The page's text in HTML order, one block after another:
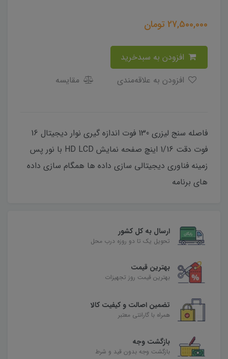
27,500,000 تومان
مقایسه
فاصله سنج لیزری 130 فوت اندازه گیری نوار دیجیتال 16
فوت دقت 1/16 اینچ صفحه نمایش HD LCD با نور پس
زمینه فناوری دیجیتالی سازی داده ها همگام سازی داده
های برنامه
ارسال به کل کشور
تحویل یک تا دو روزه درب محل
بهترین قیمت
بهترین قیمت روز تجهیزات
تضمین اصالت و کیفیت کالا
همراه با گارانتی معتبر
بازگشت وجه
بازگشت وجه بدون قید و شرط